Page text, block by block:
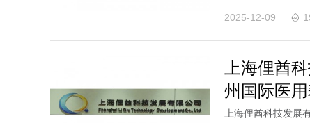
2025-12-09
上海俚酋
州国际医
上海俚酋科技发展